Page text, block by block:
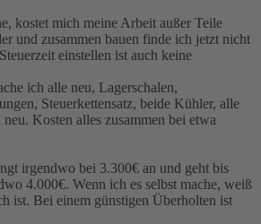
kostet mich meine Arbeit außer Teile
und zusammen bauen finde ich jetzt nicht
einstellen ist auch keine
ich alle neu, Lagerschalen,
Steuerkettensatz, beide Kühler, alle
Kosten alles zusammen bei etwa
irgendwo bei 3.300€ an und geht bis
4.000€. Wenn ich es selbst mache, weiß
ist. Bei einem günstigen Überholten ist